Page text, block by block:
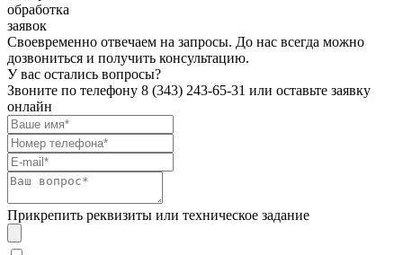
обработка
заявок
Своевременно отвечаем на запросы. До нас всегда можно
дозвониться и получить консультацию.
У вас остались вопросы?
Звоните по телефону 8 (343) 243-65-31 или оставьте заявку
онлайн
Прикрепить реквизиты или техническое задание